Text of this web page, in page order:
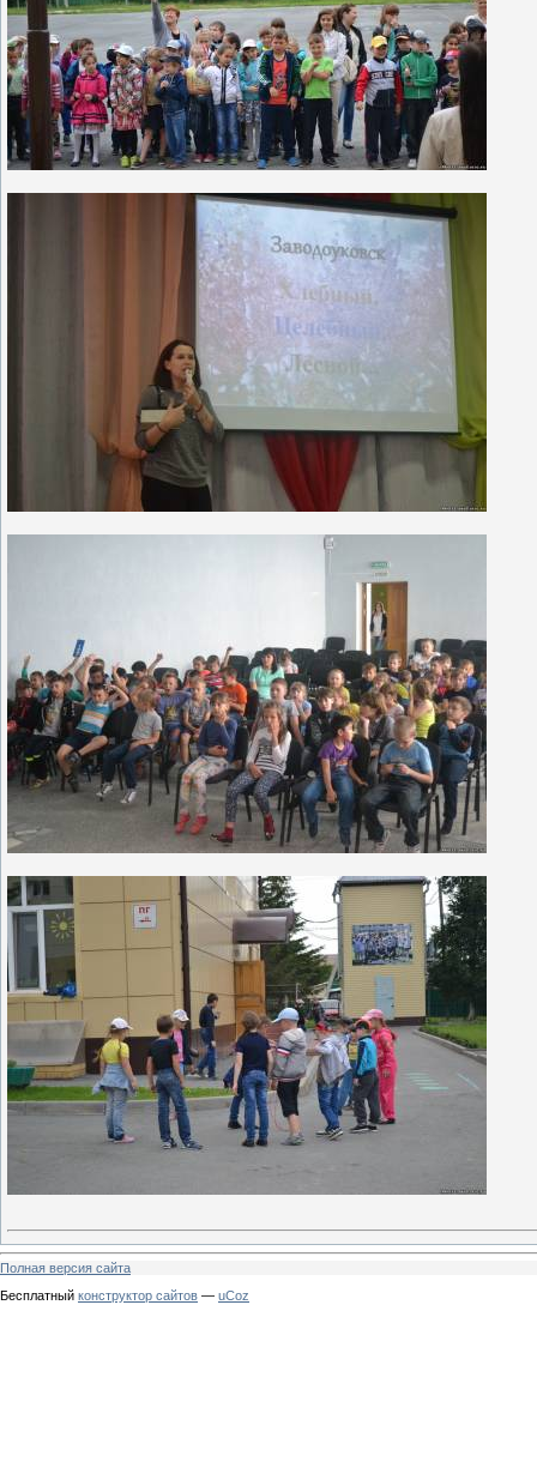
Полная версия сайта
Бесплатный конструктор сайтов — uCoz